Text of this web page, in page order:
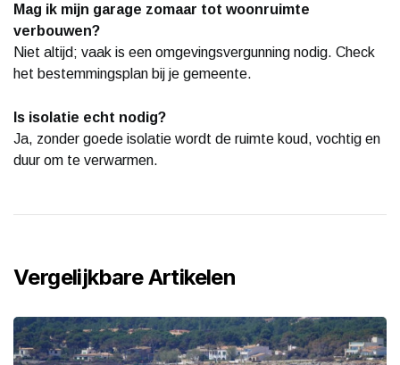
Mag ik mijn garage zomaar tot woonruimte
verbouwen?
Niet altijd; vaak is een omgevingsvergunning nodig. Check
het bestemmingsplan bij je gemeente.
Is isolatie echt nodig?
Ja, zonder goede isolatie wordt de ruimte koud, vochtig en
duur om te verwarmen.
Vergelijkbare Artikelen